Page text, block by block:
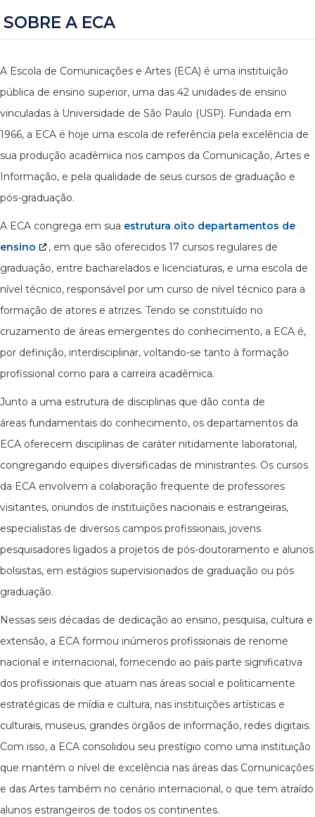
SOBRE A ECA
A Escola de Comunicações e Artes (ECA) é uma instituição
pública de ensino superior, uma das 42 unidades de ensino
vinculadas à Universidade de São Paulo (USP). Fundada em
1966, a ECA é hoje uma escola de referência pela excelência de
sua produção acadêmica nos campos da Comunicação, Artes e
Informação, e pela qualidade de seus cursos de graduação e
pós-graduação.
A ECA congrega em sua estrutura oito departamentos de
ensino
, em que são oferecidos 17 cursos regulares de
graduação, entre bacharelados e licenciaturas, e uma escola de
nível técnico, responsável por um curso de nível técnico para a
formação de atores e atrizes. Tendo se constituído no
cruzamento de áreas emergentes do conhecimento, a ECA é,
por definição, interdisciplinar, voltando-se tanto à formação
profissional como para a carreira acadêmica.
Junto a uma estrutura de disciplinas que dão conta de
áreas fundamentais do conhecimento, os departamentos da
ECA oferecem disciplinas de caráter nitidamente laboratorial,
congregando equipes diversificadas de ministrantes. Os cursos
da ECA envolvem a colaboração frequente de professores
visitantes, oriundos de instituições nacionais e estrangeiras,
especialistas de diversos campos profissionais, jovens
pesquisadores ligados a projetos de pós-doutoramento e alunos
bolsistas, em estágios supervisionados de graduação ou pós
graduação.
Nessas seis décadas de dedicação ao ensino, pesquisa, cultura e
extensão, a ECA formou inúmeros profissionais de renome
nacional e internacional, fornecendo ao país parte significativa
dos profissionais que atuam nas áreas social e politicamente
estratégicas de mídia e cultura, nas instituições artísticas e
culturais, museus, grandes órgãos de informação, redes digitais.
Com isso, a ECA consolidou seu prestígio como uma instituição
que mantém o nível de excelência nas áreas das Comunicações
e das Artes também no cenário internacional, o que tem atraído
alunos estrangeiros de todos os continentes.